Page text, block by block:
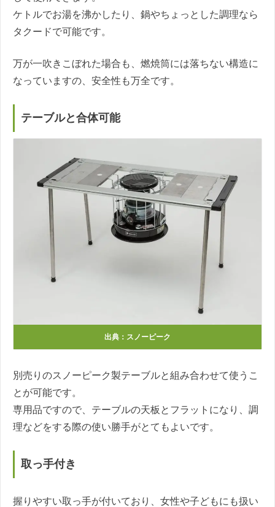
ケトルでお湯を沸かしたり、鍋やちょっとした調理なら
タクードで可能です。
万が一吹きこぼれた場合も、燃焼筒には落ちない構造に
なっていますの、安全性も万全です。
テーブルと合体可能
出典：スノーピーク
別売りのスノーピーク製テーブルと組み合わせて使うこ
とが可能です。
専用品ですので、テーブルの天板とフラットになり、調
理などをする際の使い勝手がとてもよいです。
取っ手付き
握りやすい取っ手が付いており、女性や子どもにも扱い